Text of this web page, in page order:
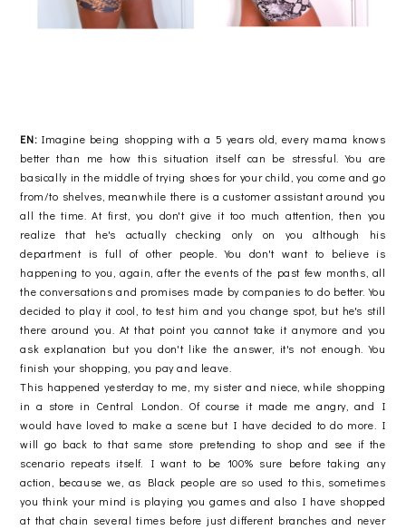
EN: Imagine being shopping with a 5 years old, every mama knows
better than me how this situation itself can be stressful. You are
basically in the middle of trying shoes for your child, you come and go
from/to shelves, meanwhile there is a customer assistant around you
all the time. At first, you don't give it too much attention, then you
realize that he's actually checking only on you although his
department is full of other people. You don't want to believe is
happening to you, again, after the events of the past few months, all
the conversations and promises made by companies to do better. You
decided to play it cool, to test him and you change spot, but he's still
there around you. At that point you cannot take it anymore and you
ask explanation but you don't like the answer, it's not enough. You
finish your shopping, you pay and leave.
This happened yesterday to me, my sister and niece, while shopping
in a store in Central London. Of course it made me angry, and I
would have loved to make a scene but I have decided to do more. I
will go back to that same store pretending to shop and see if the
scenario repeats itself. I want to be 100% sure before taking any
action, because we, as Black people are so used to this, sometimes
you think your mind is playing you games and also I have shopped
at that chain several times before just different branches and never